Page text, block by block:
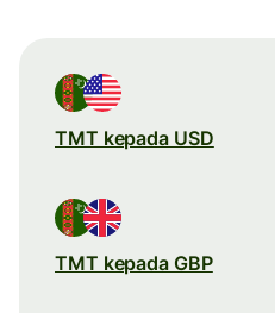
TMT kepada USD
TMT kepada GBP